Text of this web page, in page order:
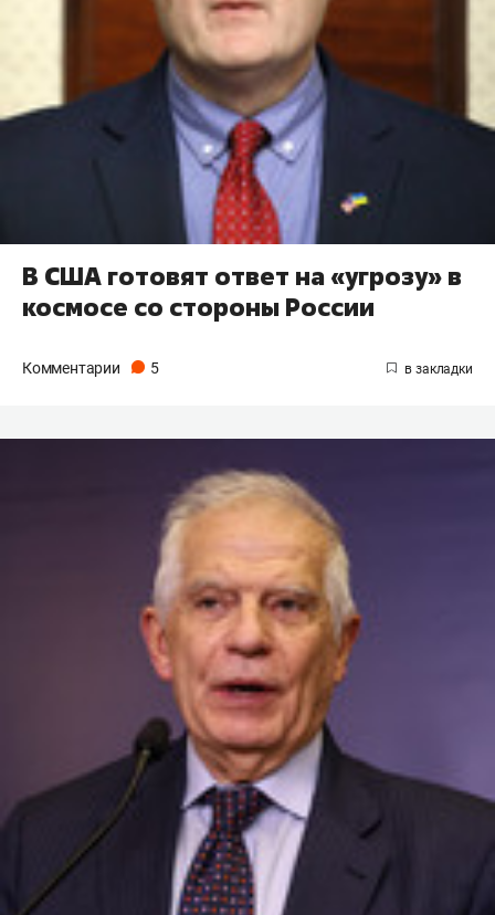
В США готовят ответ на «угрозу» в
космосе со стороны России
Комментарии 5